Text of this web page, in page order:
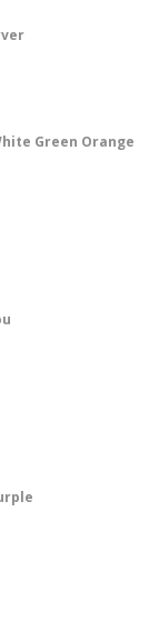
Green Orange